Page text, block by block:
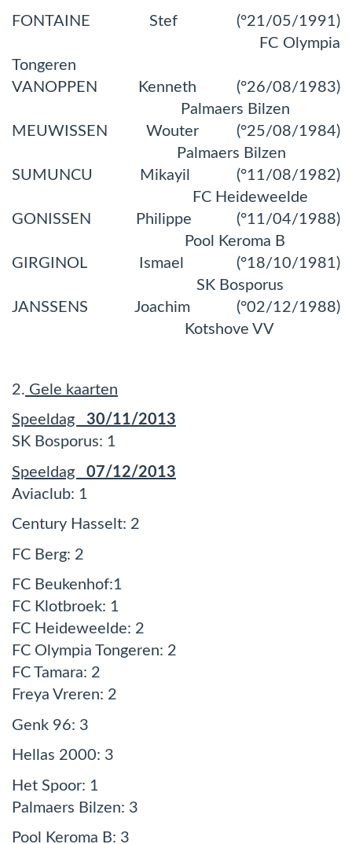
FONTAINE Stef (°21/05/1991)
FC Olympia
Tongeren
VANOPPEN Kenneth (°26/08/1983)
Palmaers Bilzen
MEUWISSEN Wouter (°25/08/1984)
Palmaers Bilzen
SUMUNCU Mikayil (°11/08/1982)
FC Heideweelde
GONISSEN Philippe (°11/04/1988)
Pool Keroma B
GIRGINOL Ismael (°18/10/1981)
SK Bosporus
JANSSENS Joachim (°02/12/1988)
Kotshove VV
2. Gele kaarten
Speeldag 30/11/2013
SK Bosporus: 1
Speeldag 07/12/2013
Aviaclub: 1
Century Hasselt: 2
FC Berg: 2
FC Beukenhof:1
FC Klotbroek: 1
FC Heideweelde: 2
FC Olympia Tongeren: 2
FC Tamara: 2
Freya Vreren: 2
Genk 96: 3
Hellas 2000: 3
Het Spoor: 1
Palmaers Bilzen: 3
Pool Keroma B: 3